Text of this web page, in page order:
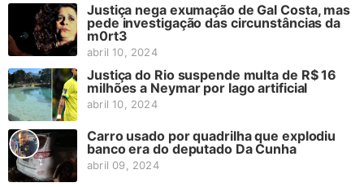
Justiça nega exumação de Gal Costa, mas
pede investigação das circunstâncias da
m0rt3
abril 10, 2024
Justiça do Rio suspende multa de R$ 16
milhões a Neymar por lago artificial
abril 10, 2024
Carro usado por quadrilha que explodiu
banco era do deputado Da Cunha
abril 09, 2024